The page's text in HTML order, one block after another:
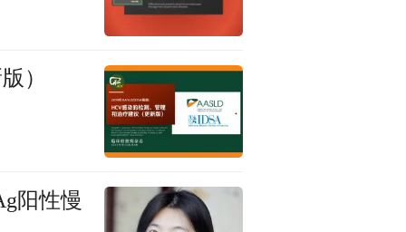
）
阳性慢